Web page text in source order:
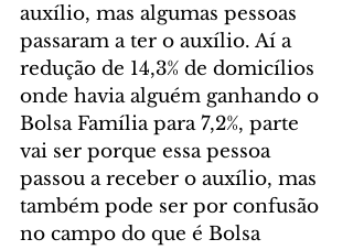
auxílio, mas algumas pessoas
passaram a ter o auxílio. Aí a
redução de 14,3% de domicílios
onde havia alguém ganhando o
Bolsa Família para 7,2%, parte
vai ser porque essa pessoa
passou a receber o auxílio, mas
também pode ser por confusão
no campo do que é Bolsa